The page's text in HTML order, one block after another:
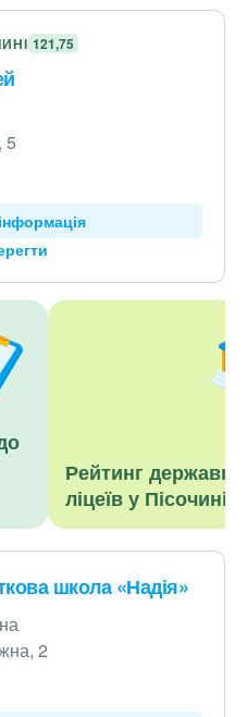
121,75
5
Рейтинг
ліцеїв у Пісочині
школа «Надія»
2